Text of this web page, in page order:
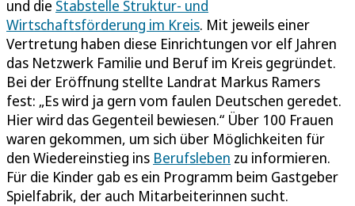
und die Stabstelle Struktur- und
Wirtschaftsförderung im Kreis. Mit jeweils einer
Vertretung haben diese Einrichtungen vor elf Jahren
das Netzwerk Familie und Beruf im Kreis gegründet.
Bei der Eröffnung stellte Landrat Markus Ramers
fest: „Es wird ja gern vom faulen Deutschen geredet.
Hier wird das Gegenteil bewiesen.“ Über 100 Frauen
waren gekommen, um sich über Möglichkeiten für
den Wiedereinstieg ins Berufsleben zu informieren.
Für die Kinder gab es ein Programm beim Gastgeber
Spielfabrik, der auch Mitarbeiterinnen sucht.